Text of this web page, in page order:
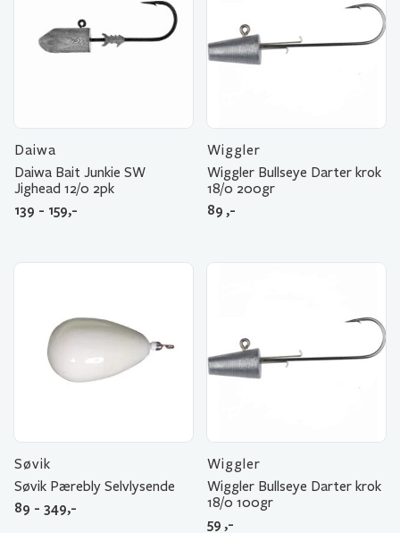
Daiwa
Daiwa Bait Junkie SW
Jighead 12/0 2pk
139 - 159,-
Wiggler
Wiggler Bullseye Darter krok
18/0 200gr
89 ,-
Søvik
Søvik Pærebly Selvlysende
89 - 349,-
Wiggler
Wiggler Bullseye Darter krok
18/0 100gr
59 ,-